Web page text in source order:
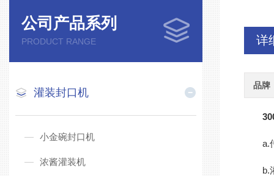
公司产品系列
PRODUCT RANGE
灌装封口机
小金碗封口机
浓酱灌装机
详
品牌
a.传
b.灌